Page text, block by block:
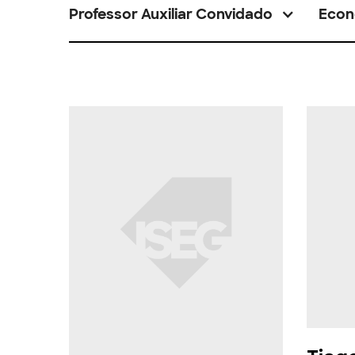
Professor Auxiliar Convidado